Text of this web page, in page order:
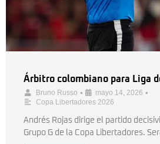
Árbitro colombiano para Liga
Bruno Russo • mayo 14, 2026 •
Copa Libertadores 2026
Andrés Rojas dirige el partido
Grupo G de la Copa Libertadores.